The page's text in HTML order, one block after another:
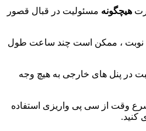
هیچگونه مسئولیت در قبال قصور
نوبت ، ممکن است چند ساعت طول
در پنل های خارجی به هیچ وجه
وقت از سی پی واریزی استفاده
کنید.